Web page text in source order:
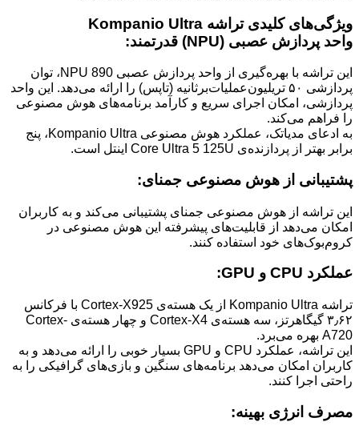
ویژگی‌های کلیدی تراشه Kompanio Ultra
واحد پردازش عصبی (NPU) قدرتمند:
این تراشه با بهره‌گیری از واحد پردازش عصبی NPU 890، توان
پردازشی ۵۰ تریلیون‌عملیات‌برثانیه (تاپس) را ارائه می‌دهد. این واحد
پردازشی، امکان اجرای سریع و کارآمد برنامه‌های هوش مصنوعی
را فراهم می‌کند.
به ادعای مدیاتک، عملکرد هوش مصنوعی Kompanio Ultra، پنج
برابر بهتر از پردازنده‌ی Core Ultra 5 125U اینتل است.
پشتیبانی از هوش مصنوعی جمنای:
این تراشه از هوش مصنوعی جمنای پشتیبانی می‌کند و به کاربران
امکان می‌دهد از قابلیت‌های پیشرفته این هوش مصنوعی در
کروم‌بوک‌های خود استفاده کنند.
عملکرد CPU و GPU:
تراشه Kompanio Ultra از یک هسته‌ی Cortex-X925 با فرکانس
۳٫۶۲ گیگاهرتز، سه هسته‌ی Cortex-X4 و چهار هسته‌ی Cortex-
A720 بهره می‌برد.
این تراشه، عملکرد CPU و GPU بسیار خوبی را ارائه می‌دهد و به
کاربران امکان می‌دهد برنامه‌های سنگین و بازی‌های گرافیکی را به
راحتی اجرا کنند.
مصرف انرژی بهینه: